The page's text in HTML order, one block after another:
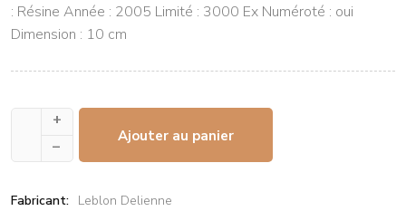
: Résine Année : 2005 Limité : 3000 Ex Numéroté : oui
Dimension : 10 cm
+
–
Ajouter au panier
Fabricant: Leblon Delienne